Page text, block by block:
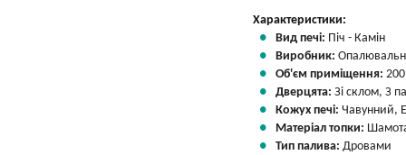
Характеристики:
Вид печі: Піч - Камін
Виробник:
Об'єм приміщення:
Дверцята: Зі склом, З
Кожух печі: Чавунний,
Матеріал топки:
Тип палива: Дровами